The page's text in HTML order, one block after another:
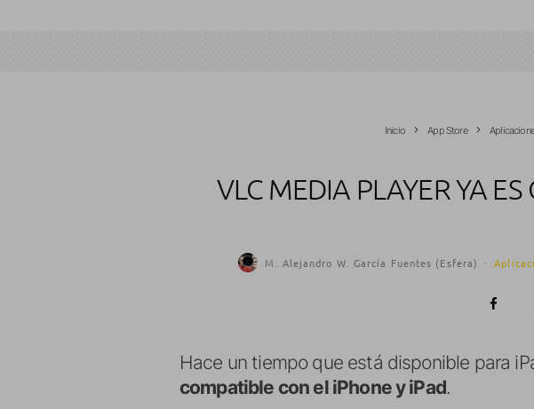
Inicio App Store
VLC MEDIA PLAYER YA
M. Alejandro W. García Fuentes (Esfera) ·
Hace un tiempo que está disponible para
compatible con el iPhone y iPad.